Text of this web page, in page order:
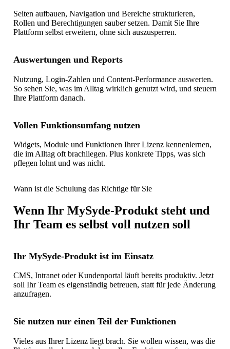
Seiten aufbauen, Navigation und Bereiche strukturieren,
Rollen und Berechtigungen sauber setzen. Damit Sie Ihre
Plattform selbst erweitern, ohne sich auszusperren.
Auswertungen und Reports
Nutzung, Login-Zahlen und Content-Performance auswerten.
So sehen Sie, was im Alltag wirklich genutzt wird, und steuern
Ihre Plattform danach.
Vollen Funktionsumfang nutzen
Widgets, Module und Funktionen Ihrer Lizenz kennenlernen,
die im Alltag oft brachliegen. Plus konkrete Tipps, was sich
pflegen lohnt und was nicht.
Wann ist die Schulung das Richtige für Sie
Wenn Ihr MySyde-Produkt steht und
Ihr Team es selbst voll nutzen soll
Ihr MySyde-Produkt ist im Einsatz
CMS, Intranet oder Kundenportal läuft bereits produktiv. Jetzt
soll Ihr Team es eigenständig betreuen, statt für jede Änderung
anzufragen.
Sie nutzen nur einen Teil der Funktionen
Vieles aus Ihrer Lizenz liegt brach. Sie wollen wissen, was die